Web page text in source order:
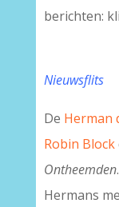
berichten:
Nieuwsflits
De Herman
Robin Block
Ontheemden.
Hermans